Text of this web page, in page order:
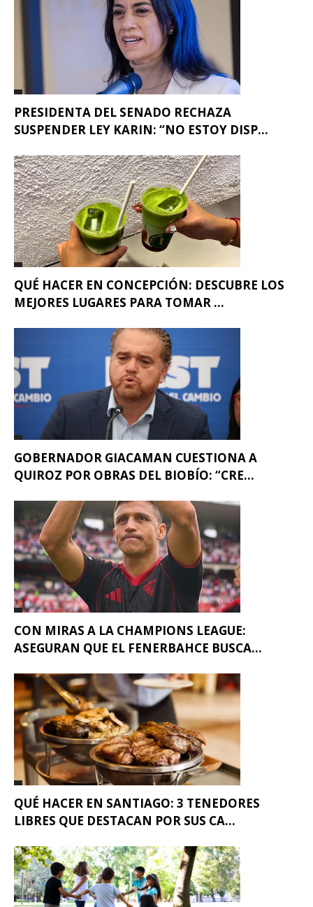
PRESIDENTA DEL SENADO RECHAZA
SUSPENDER LEY KARIN: “NO ESTOY DISP...
QUÉ HACER EN CONCEPCIÓN: DESCUBRE LOS
MEJORES LUGARES PARA TOMAR ...
GOBERNADOR GIACAMAN CUESTIONA A
QUIROZ POR OBRAS DEL BIOBÍO: “CRE...
CON MIRAS A LA CHAMPIONS LEAGUE:
ASEGURAN QUE EL FENERBAHCE BUSCA...
QUÉ HACER EN SANTIAGO: 3 TENEDORES
LIBRES QUE DESTACAN POR SUS CA...